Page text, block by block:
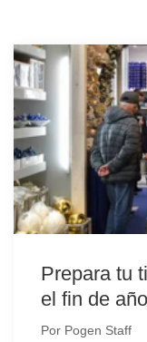
Prepara tu
el fin de año
Por Pogen Staff